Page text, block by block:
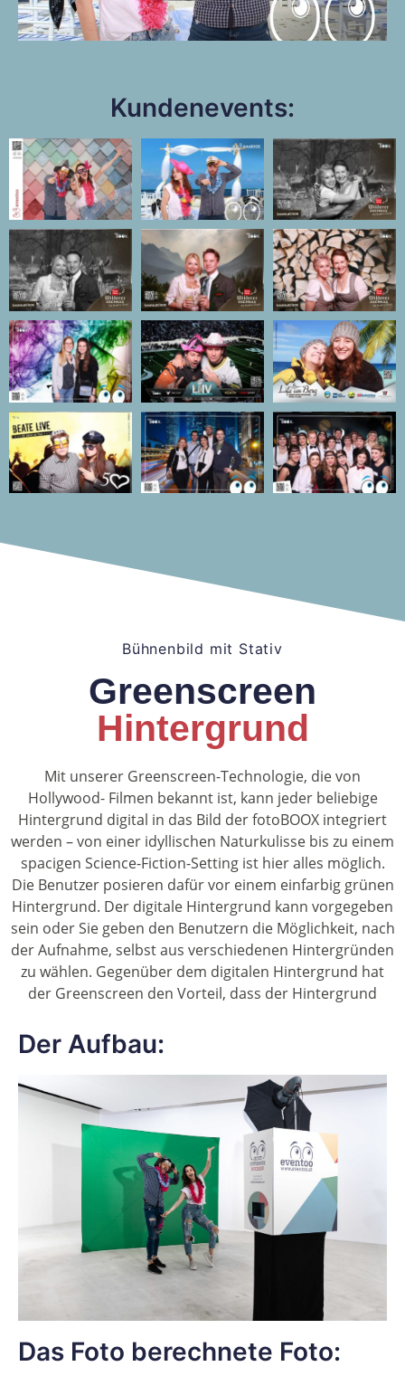
Kundenevents:
Bühnenbild mit Stativ
Greenscreen
Hintergrund
Mit unserer Greenscreen-Technologie, die von
Hollywood- Filmen bekannt ist, kann jeder beliebige
Hintergrund digital in das Bild der fotoBOOX integriert
werden – von einer idyllischen Naturkulisse bis zu einem
spacigen Science-Fiction-Setting ist hier alles möglich.
Die Benutzer posieren dafür vor einem einfarbig grünen
Hintergrund. Der digitale Hintergrund kann vorgegeben
sein oder Sie geben den Benutzern die Möglichkeit, nach
der Aufnahme, selbst aus verschiedenen Hintergründen
zu wählen. Gegenüber dem digitalen Hintergrund hat
der Greenscreen den Vorteil, dass der Hintergrund
Der Aufbau:
Das Foto berechnete Foto: